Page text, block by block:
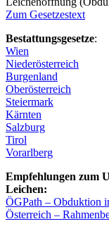
Zum Gesetzestext
Bestattungsgesetze:
Wien
Niederösterreich
Burgenland
Oberösterreich
Steiermark
Kärnten
Salzburg
Tirol
Vorarlberg
Empfehlungen zum
Leichen:
ÖGPath – Obduktion
Österreich –